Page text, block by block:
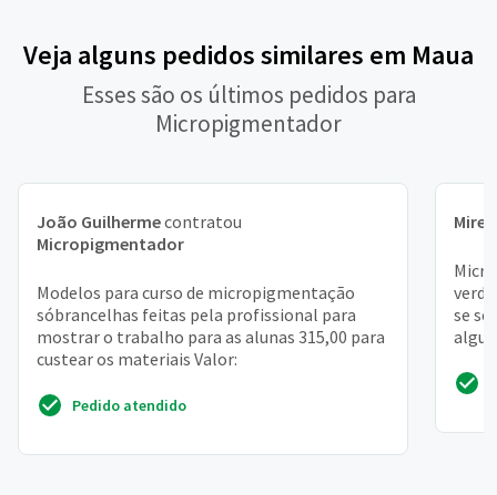
Veja alguns pedidos similares em Maua
Esses são os últimos pedidos para
Micropigmentador
João Guilhermecontratou
Micropigmentador
Modelos para curso de micropigmentação
sóbrancelhas feitas pela profissional para
mostrar o trabalho para as alunas 315,00 para
custear os materiais Valor:
Pedido atendido
se